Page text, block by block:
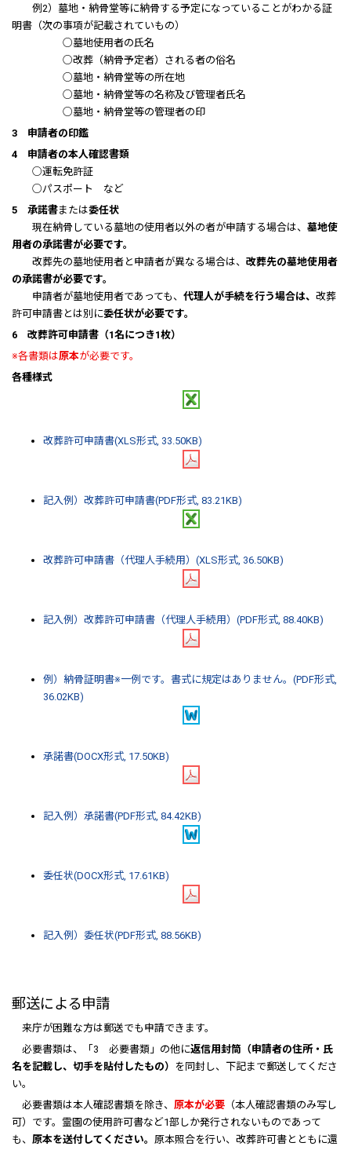
例2）墓地・納骨堂等に納骨する予定になっていることがわかる証
明書（次の事項が記載されていもの）
○墓地使用者の氏名
○改葬（納骨予定者）される者の俗名
○墓地・納骨堂等の所在地
○墓地・納骨堂等の名称及び管理者氏名
○墓地・納骨堂等の管理者の印
3 申請者の印鑑
4 申請者の本人確認書類
○運転免許証
○パスポート など
5 承諾書または委任状
現在納骨している墓地の使用者以外の者が申請する場合は、 墓地使
用者の承諾書が必要です。
改葬先の墓地使用者と申請者が異なる場合は、 改葬先の墓地使用者
の承諾書が必要です。
申請者が墓地使用者であっても、 代理人が手続を行う場合は、 改葬
許可申請書とは別に委任状が必要です。
6 改葬許可申請書（1名につき1枚）
※各書類は原本が必要です。
各種様式
改葬許可申請書(XLS形式, 33.50KB)
記入例）改葬許可申請書(PDF形式, 83.21KB)
改葬許可申請書（代理人手続用）(XLS形式, 36.50KB)
記入例）改葬許可申請書（代理人手続用）(PDF形式, 88.40KB)
例）納骨証明書※一例です。書式に規定はありません。(PDF形式,
36.02KB)
承諾書(DOCX形式, 17.50KB)
記入例）承諾書(PDF形式, 84.42KB)
委任状(DOCX形式, 17.61KB)
記入例）委任状(PDF形式, 88.56KB)
郵送による申請
来庁が困難な方は郵送でも申請できます。
必要書類は、「3 必要書類」の他に返信用封筒（申請者の住所・氏
名を記載し、切手を貼付したもの） を同封し、下記まで郵送してくださ
い。
必要書類は本人確認書類を除き、 原本が必要 （本人確認書類のみ写し
可）です。霊園の使用許可書など1部しか発行されないものであって
も、 原本を送付してください。 原本照合を行い、改葬許可書とともに還